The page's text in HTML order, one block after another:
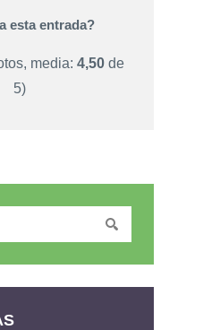
esta entrada?
media: 4,50de
5)